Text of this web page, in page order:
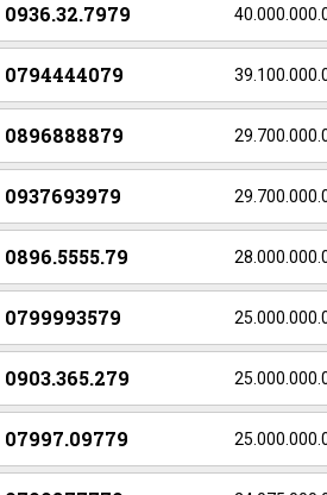
0936.32.7979
0794444079
0896888879
0937693979
0896.5555.79
0799993579
0903.365.279
07997.09779